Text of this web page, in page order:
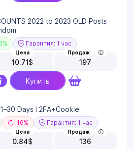
2022 to 2023 OLD Posts
Гарантия: 1 час
Цена
10.71$
Продаж
197
Купить
Days I 2FA+Cookie
16% Гарантия: 1 час
Цена
0.84$
Продаж
136